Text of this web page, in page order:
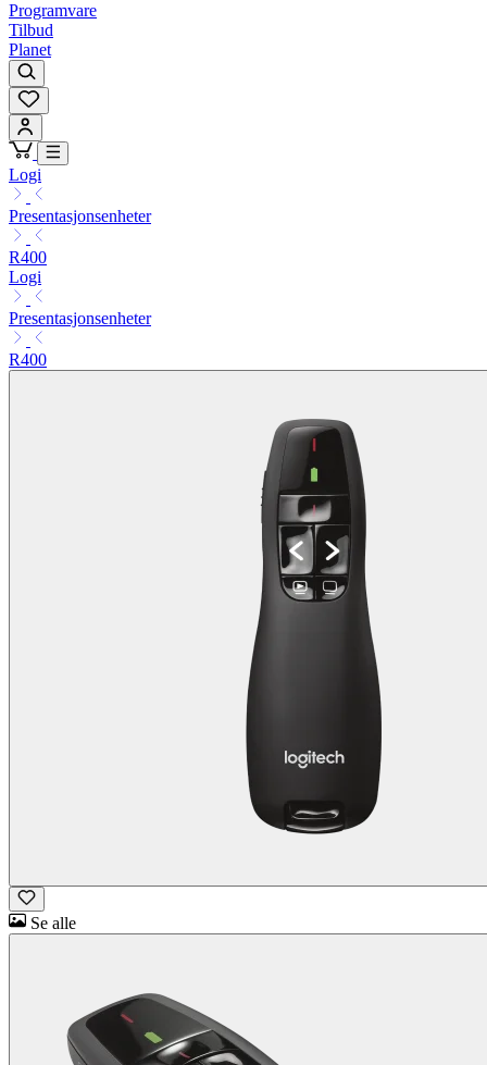
Programvare
Tilbud
Planet
Logi
Presentasjonsenheter
R400
Logi
Presentasjonsenheter
R400
Se alle